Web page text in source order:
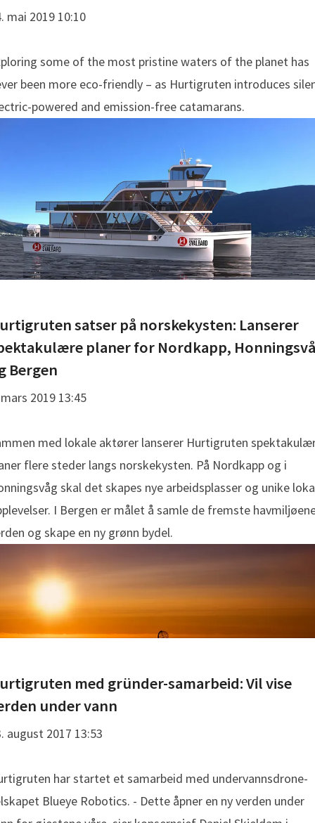
mai 2019 10:10
some of the most pristine waters of the planet has
been more eco-friendly – as Hurtigruten introduces
powered and emission-free catamarans.
satser på norskekysten: Lanserer
planer for Nordkapp,
Bergen
2019 13:45
med lokale aktører lanserer Hurtigruten
flere steder langs norskekysten. På Nordkapp og i
skal det skapes nye arbeidsplasser og unike
I Bergen er målet å samle de fremste
og skape en ny grønn bydel.
med gründer-samarbeid: Vil vise
under vann
august 2017 13:53
har startet et samarbeid med undervannsdrone-
Blueye Robotics. - Dette åpner en ny verden under